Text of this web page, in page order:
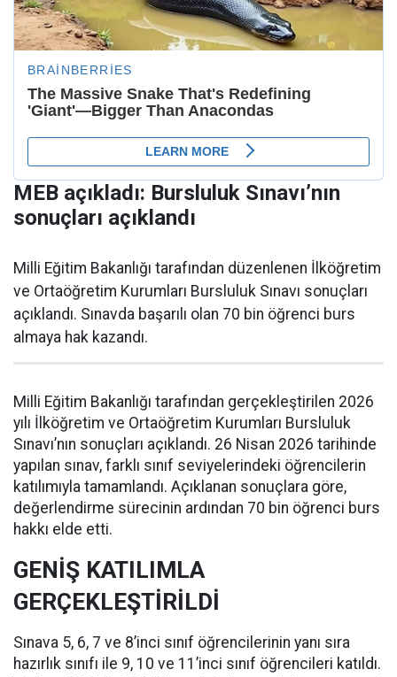
MEB açıkladı: Bursluluk Sınavı’nın
sonuçları açıklandı
Milli Eğitim Bakanlığı tarafından düzenlenen İlköğretim
ve Ortaöğretim Kurumları Bursluluk Sınavı sonuçları
açıklandı. Sınavda başarılı olan 70 bin öğrenci burs
almaya hak kazandı.
Milli Eğitim Bakanlığı tarafından gerçekleştirilen 2026
yılı İlköğretim ve Ortaöğretim Kurumları Bursluluk
Sınavı’nın sonuçları açıklandı. 26 Nisan 2026 tarihinde
yapılan sınav, farklı sınıf seviyelerindeki öğrencilerin
katılımıyla tamamlandı. Açıklanan sonuçlara göre,
değerlendirme sürecinin ardından 70 bin öğrenci burs
hakkı elde etti.
GENİŞ KATILIMLA
GERÇEKLEŞTİRİLDİ
Sınava 5, 6, 7 ve 8’inci sınıf öğrencilerinin yanı sıra
hazırlık sınıfı ile 9, 10 ve 11’inci sınıf öğrencileri katıldı.